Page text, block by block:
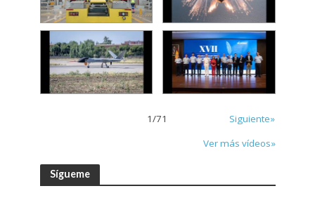
1/71
Siguiente»
Ver más vídeos»
Sígueme